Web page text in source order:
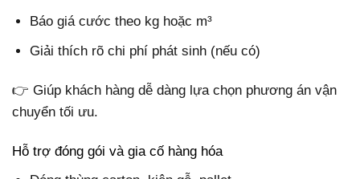
Báo giá cước theo kg hoặc m³
Giải thích rõ chi phí phát sinh (nếu có)
👉 Giúp khách hàng dễ dàng lựa chọn phương án vận
chuyển tối ưu.
Hỗ trợ đóng gói và gia cố hàng hóa